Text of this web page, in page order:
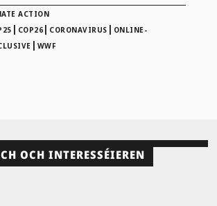
ACTION
| COP26 | CORONAVIRUS | ONLINE-
| WWF
OCH INTERESSÉIEREN